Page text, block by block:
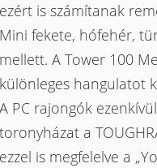
ezért is számítanak
Mini fekete, hófehér,
mellett. A Tower 100
különleges hangulatot
A PC rajongók
toronyházat a
ezzel is megfelelve a